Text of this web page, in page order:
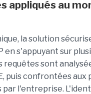
appliqués au
la solution
en s'appuyant sur
requêtes sont
puis confrontées aux
l'entreprise.